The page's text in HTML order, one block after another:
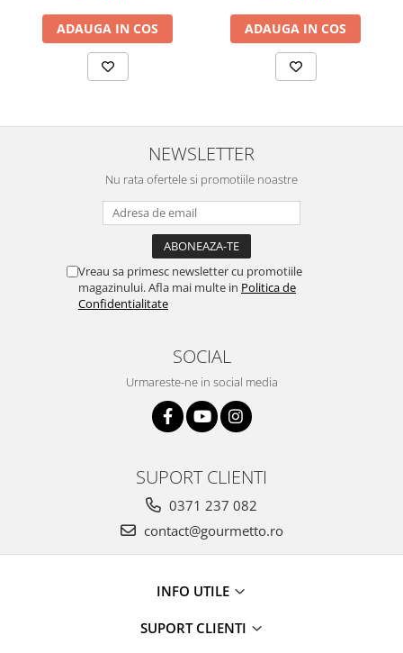
ADAUGA IN COS ADAUGA IN COS
NEWSLETTER
Nu rata ofertele si promotiile noastre
Vreau sa primesc newsletter cu promotiile
magazinului. Afla mai multe in Politica de
Confidentialitate
SOCIAL
Urmareste-ne in social media
SUPORT CLIENTI
0371 237 082
contact@gourmetto.ro
INFO UTILE
SUPORT CLIENTI